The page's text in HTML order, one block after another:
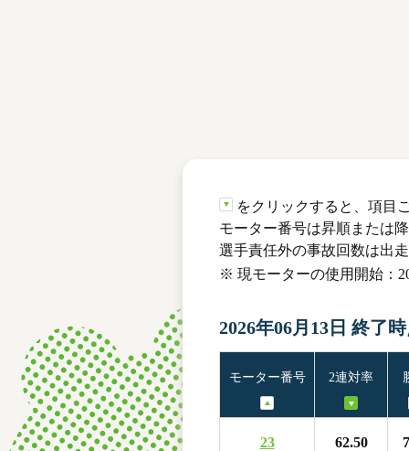
をクリックすると、項目
モーター番号は昇順または
選手責任外の事故回数は出
※ 現モーターの使用開始：
2026年06月13日 終了
モーター番号 2連対率
23 62.50